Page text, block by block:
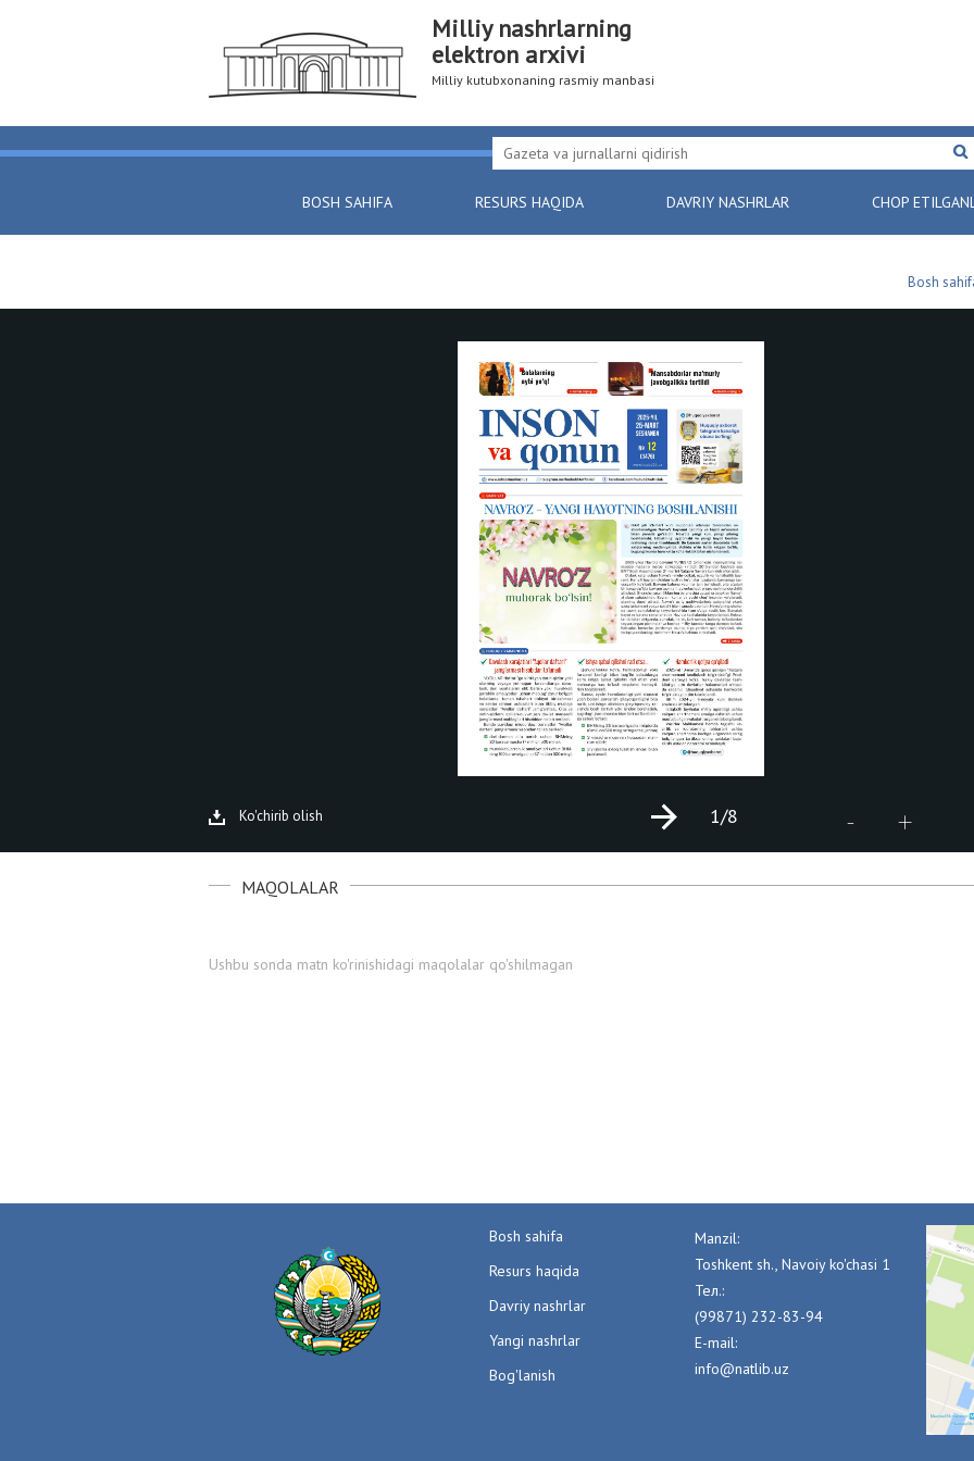
Milliy nashrlarning
elektron arxivi
Milliy kutubxonaning rasmiy manbasi
BOSH SAHIFA RESURS HAQIDA DAVRIY NASHRLAR CHOP
Bosh
Ko'chirib olish - +
1/8
MAQOLALAR
Ushbu sonda matn ko'rinishidagi maqolalar qo'shilmagan
Bosh sahifa
Resurs haqida
Davriy nashrlar
Yangi nashrlar
Bog'lanish
Manzil:
Toshkent sh., Navoiy ko'chasi 1
Тел.:
(99871) 232-83-94
E-mail:
info@natlib.uz